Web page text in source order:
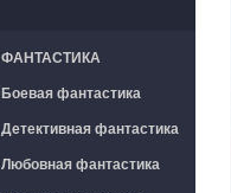
ФАНТАСТИКА
Боевая фантастика
Детективная фантастика
Любовная фантастика